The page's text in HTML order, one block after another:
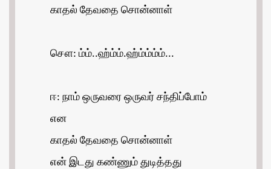
காதல் தேவதை சொன்னாள்
சௌ: ம்ம்..ஹ்ம்ம்.ஹ்ம்ம்ம்ம்...
ஈ: நாம் ஒருவரை ஒருவர் சந்திப்போம்
என
காதல் தேவதை சொன்னாள்
என் இடது கண்ணும் துடித்தது